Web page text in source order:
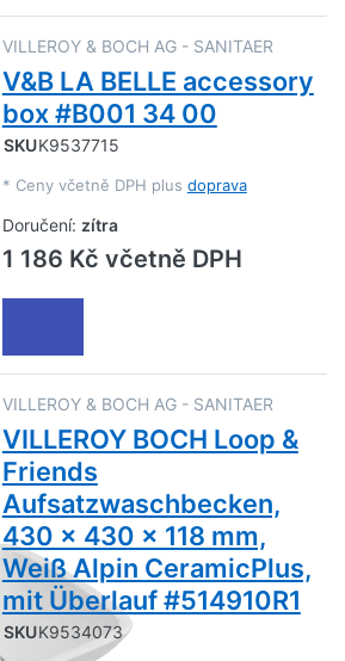
VILLEROY & BOCH AG - SANITAER
V&B LA BELLE accessory
box #B001 34 00
SKUK9537715
* Ceny včetně DPH plus doprava
Doručení: zítra
1 186 Kč včetně DPH
VILLEROY & BOCH AG - SANITAER
VILLEROY BOCH Loop &
Friends
Aufsatzwaschbecken,
430 x 430 x 118 mm,
Weiß Alpin CeramicPlus,
mit Überlauf #514910R1
SKUK9534073